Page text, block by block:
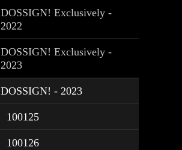
DOSSIGN! Exclusively -
2022
DOSSIGN! Exclusively -
2023
DOSSIGN! - 2023
100125
100126